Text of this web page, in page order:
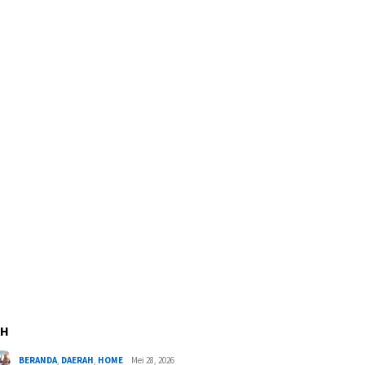
BERANDA, DAERAH, HOME Mei 28, 2026